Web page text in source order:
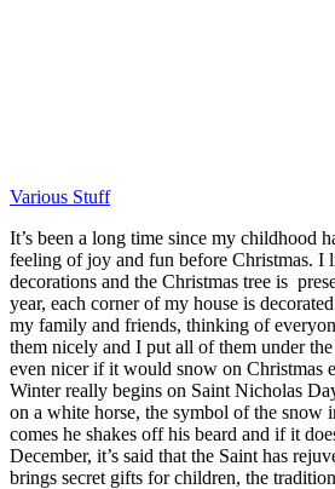
Various Stuff
It’s been a long time since my childhood
feeling of joy and fun before Christmas. I
decorations and the Christmas tree is
year, each corner of my house is
my family and friends, thinking of
them nicely and I put all of them under
even nicer if it would snow on Christmas
Winter really begins on Saint Nicholas
on a white horse, the symbol of the snow
comes he shakes off his beard and if it
December, it’s said that the Saint has
brings secret gifts for children, the